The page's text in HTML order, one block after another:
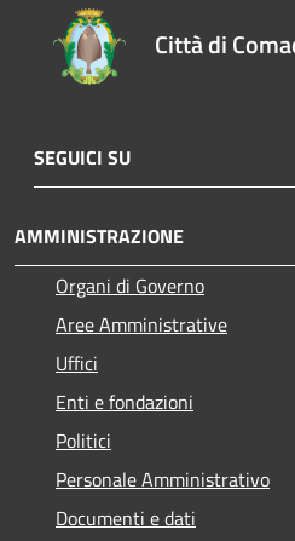
Città di
SEGUICI SU
AMMINISTRAZIONE
Organi di Governo
Aree Amministrative
Uffici
Enti e fondazioni
Politici
Personale Amministrativo
Documenti e dati